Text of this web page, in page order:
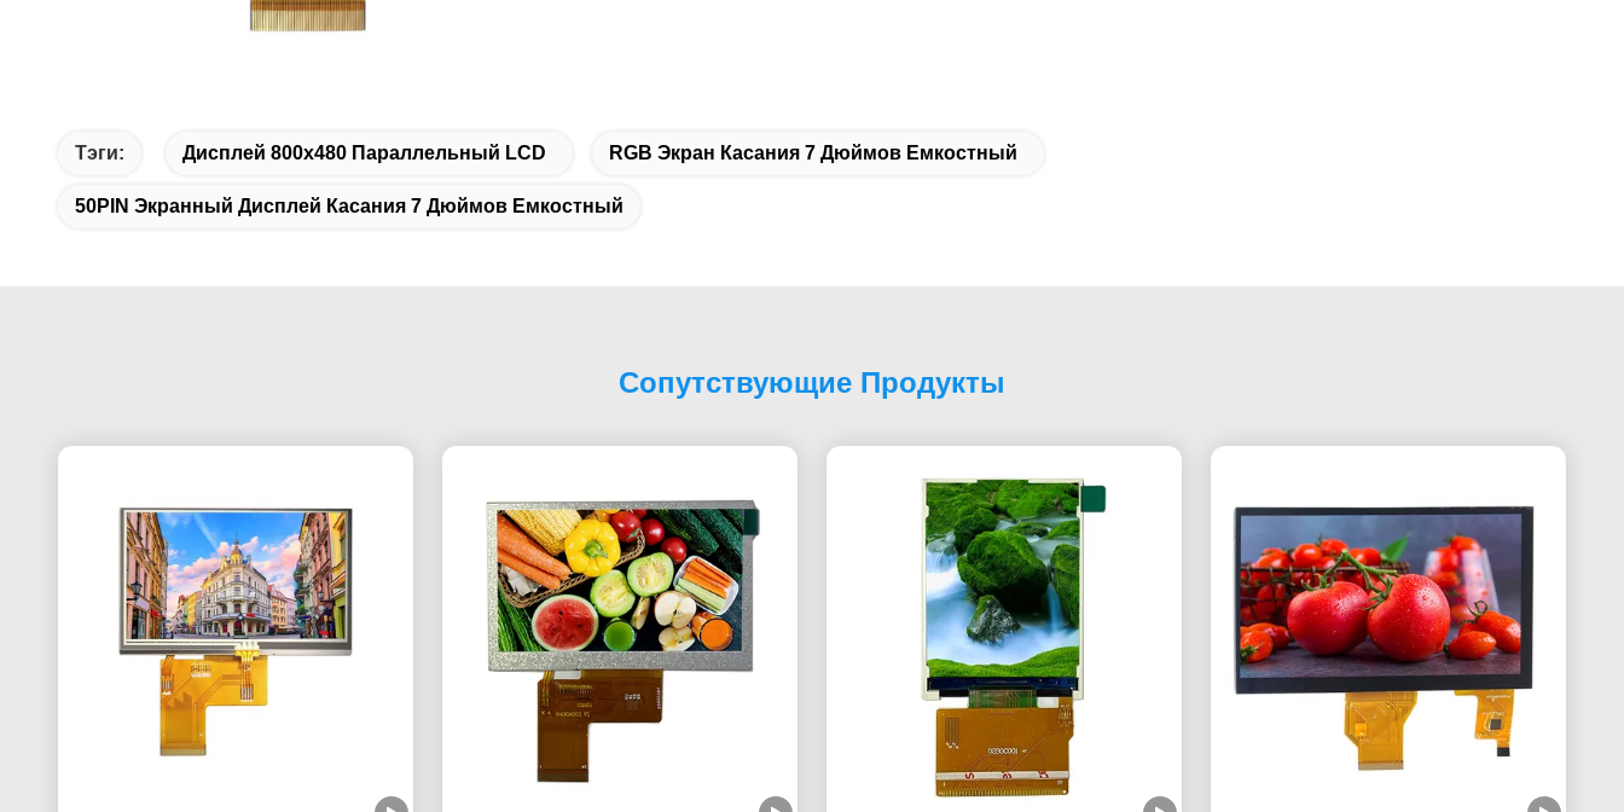
Тэги: Дисплей 800x480 Параллельный LCD RGB Экран Касания 7 Дюймов Емкостный
50PIN Экранный Дисплей Касания 7 Дюймов Емкостный
Сопутствующие Продукты